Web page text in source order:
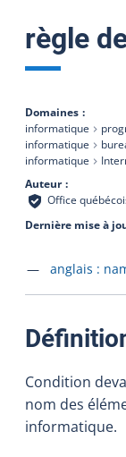
règle
Domaines
informatique
informatique
informatique
Auteur
Office
Dernière mise à
Accéder à
anglais :
Condition
nom des
informatique.